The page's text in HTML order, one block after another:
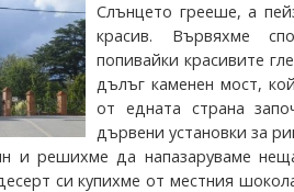
Слънцето грееше, а
красив. Вървяхме
попивайки красивите
дълъг каменен мост,
от едната страна
дървени установки за
и решихме да напазаруваме
си купихме от местния